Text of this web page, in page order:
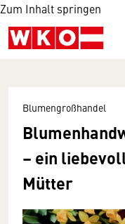
Zum Inhalt springen
Blumengroßhandel
– ein
Mütter